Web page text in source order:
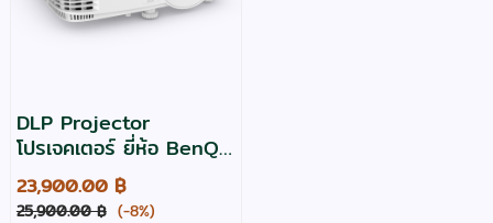
DLP Projector
โปรเจคเตอร์ ยี่ห้อ BenQ
รุ่น MH560 สว่าง 3800
,Full HD ประกัน 3 ปี
23,900.00 ฿
25,900.00 ฿ (-8%)